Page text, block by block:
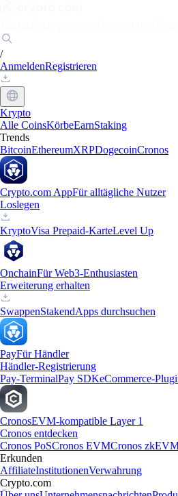
/
AnmeldenRegistrieren
Krypto
Alle CoinsKörbeEarnStaking
Trends
BitcoinEthereumXRPDogecoinCronos
Crypto.com AppFür alltägliche Nutzer
Loslegen
KryptoVisa Prepaid-KarteLevel Up
OnchainFür Web3-Enthusiasten
Erweiterung erhalten
SwappenStakendApps durchsuchen
PayFür Händler
Händler-Registrierung
Pay-TerminalPay SDKeCommerce-
CronosEVM-kompatible Layer 1
Cronos entdecken
Cronos PoSCronos EVMCronos
Erkunden
AffiliateInstitutionenVerwahrung
Crypto.com